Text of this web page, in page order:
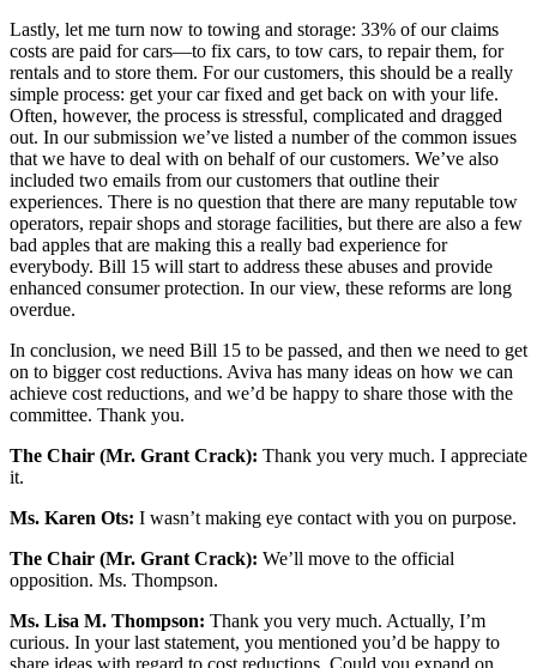
Lastly, let me turn now to towing and storage: 33% of our claims
costs are paid for cars—to fix cars, to tow cars, to repair them, for
rentals and to store them. For our customers, this should be a really
simple process: get your car fixed and get back on with your life.
Often, however, the process is stressful, complicated and dragged
out. In our submission we’ve listed a number of the common issues
that we have to deal with on behalf of our customers. We’ve also
included two emails from our customers that outline their
experiences. There is no question that there are many reputable tow
operators, repair shops and storage facilities, but there are also a few
bad apples that are making this a really bad experience for
everybody. Bill 15 will start to address these abuses and provide
enhanced consumer protection. In our view, these reforms are long
overdue.
In conclusion, we need Bill 15 to be passed, and then we need to get
on to bigger cost reductions. Aviva has many ideas on how we can
achieve cost reductions, and we’d be happy to share those with the
committee. Thank you.
The Chair (Mr. Grant Crack): Thank you very much. I appreciate
it.
Ms. Karen Ots: I wasn’t making eye contact with you on purpose.
The Chair (Mr. Grant Crack): We’ll move to the official
opposition. Ms. Thompson.
Ms. Lisa M. Thompson: Thank you very much. Actually, I’m
curious. In your last statement, you mentioned you’d be happy to
share ideas with regard to cost reductions. Could you expand on